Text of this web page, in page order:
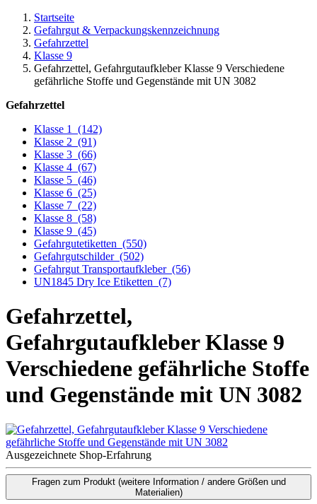
Startseite
Gefahrgut & Verpackungskennzeichnung
Gefahrzettel
Klasse 9
Gefahrzettel, Gefahrgutaufkleber Klasse 9 Verschiedene
gefährliche Stoffe und Gegenstände mit UN 3082
Gefahrzettel
Klasse 1
(142)
Klasse 2 (91)
Klasse 3 (66)
Klasse 4 (67)
Klasse 5 (46)
Klasse 6 (25)
Klasse 7 (22)
Klasse 8 (58)
Klasse 9 (45)
Gefahrgutetiketten (550)
Gefahrgutschilder (502)
Gefahrgut Transportaufkleber (56)
UN1845 Dry Ice Etiketten (7)
Gefahrzettel,
Gefahrgutaufkleber Klasse 9
Verschiedene gefährliche Stoffe
und Gegenstände mit UN 3082
Ausgezeichnete Shop-Erfahrung
Fragen zum Produkt (weitere Information / andere Größen und
Materialien)